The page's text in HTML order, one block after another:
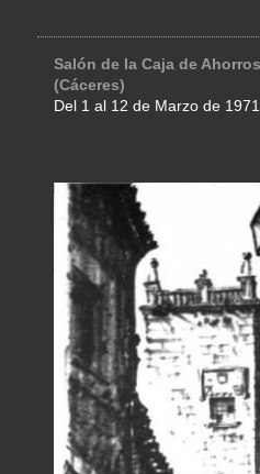
Salón de la Caja de
(Cáceres)
Del 1 al 12 de Marzo de 1971